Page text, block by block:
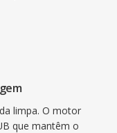
limpa. O motor
que mantêm o